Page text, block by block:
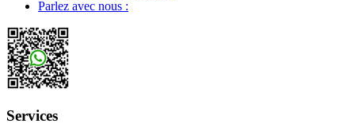
Parlez avec nous :
Services